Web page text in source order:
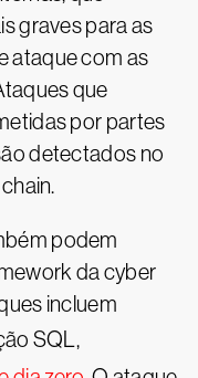
graves para as
ataque com as
que
por partes
detectados no
podem
da cyber
incluem
SQL,